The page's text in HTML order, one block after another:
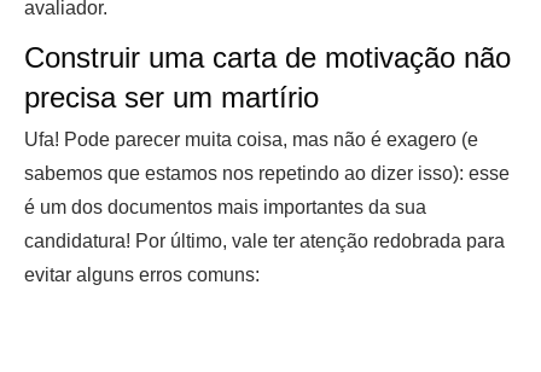
avaliador.
Construir uma carta de motivação não
precisa ser um martírio
Ufa! Pode parecer muita coisa, mas não é exagero (e
sabemos que estamos nos repetindo ao dizer isso): esse
é um dos documentos mais importantes da sua
candidatura! Por último, vale ter atenção redobrada para
evitar alguns erros comuns: